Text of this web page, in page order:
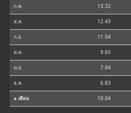
ก.ค. 13.32
ส.ค. 12.43
ก.ย. 11.04
ต.ค. 9.65
พ.ย. 7.84
ธ.ค. 6.83
⌀ เดือน 10.04